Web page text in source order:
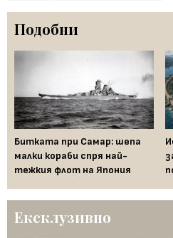
Подобни
Битката при Самар: шепа
малки кораби спря най-
тежкия флот на Япония
Ексклузивно